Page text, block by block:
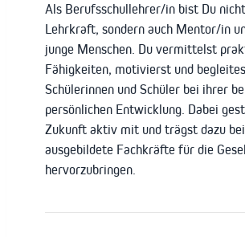
Als Berufsschullehrer/in bist Du
Lehrkraft, sondern auch Mentor/in
junge Menschen. Du vermittelst
Fähigkeiten, motivierst und
Schülerinnen und Schüler bei ihrer
persönlichen Entwicklung. Dabei
Zukunft aktiv mit und trägst dazu
ausgebildete Fachkräfte für die
hervorzubringen.